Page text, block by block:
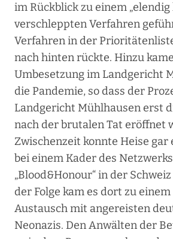
im Rückblick zu einem „elendig
verschleppten Verfahren
Verfahren in der
nach hinten rückte. Hinzu
Umbesetzung im Landgericht
die Pandemie, so dass der
Landgericht Mühlhausen erst
nach der brutalen Tat eröffnet
Zwischenzeit konnte Heise gar
bei einem Kader des Netzwerks
„Blood&Honour“ in der
der Folge kam es dort zu
Austausch mit angereisten
Neonazis. Den Anwälten der